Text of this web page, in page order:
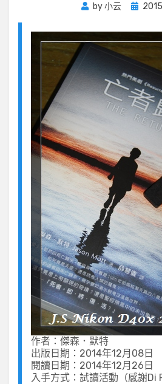
by小云
Posted
作者：傑森．默特
出版日期：2014年12月08日
閱讀日期：2014年12月26日
入手方式：試讀活動（感謝Di